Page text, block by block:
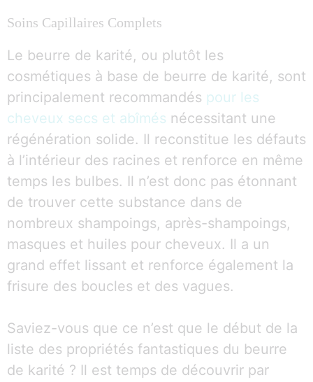
Soins Capillaires Complets
Le beurre de karité, ou plutôt les
cosmétiques à base de beurre de karité, sont
principalement recommandés pour les
cheveux secs et abîmés nécessitant une
régénération solide. Il reconstitue les défauts
à l’intérieur des racines et renforce en même
temps les bulbes. Il n’est donc pas étonnant
de trouver cette substance dans de
nombreux shampoings, après-shampoings,
masques et huiles pour cheveux. Il a un
grand effet lissant et renforce également la
frisure des boucles et des vagues.
Saviez-vous que ce n’est que le début de la
liste des propriétés fantastiques du beurre
de karité ? Il est temps de découvrir par